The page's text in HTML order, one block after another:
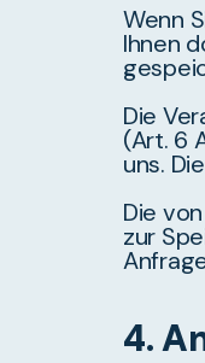
Wenn
Ihnen
Die
(Art. 6
uns.
Die
zur
4.